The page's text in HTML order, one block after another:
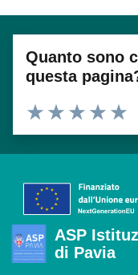
Quanto sono
questa
ASP
di Pavia